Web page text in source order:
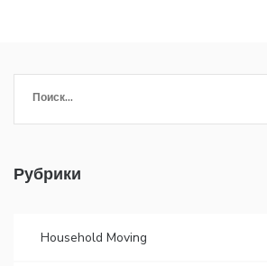
Рубрики
Household Moving